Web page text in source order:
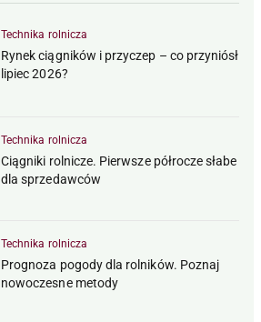
Technika rolnicza
Rynek ciągników i przyczep – co przyniósł
lipiec 2026?
Technika rolnicza
Ciągniki rolnicze. Pierwsze półrocze słabe
dla sprzedawców
Technika rolnicza
Prognoza pogody dla rolników. Poznaj
nowoczesne metody